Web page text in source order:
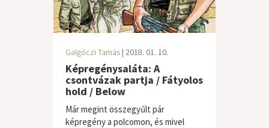
Galgóczi Tamás | 2018. 01. 10.
Képregénysaláta: A
csontvázak partja / Fátyolos
hold / Below
Már megint összegyűlt pár
képregény a polcomon, és mivel